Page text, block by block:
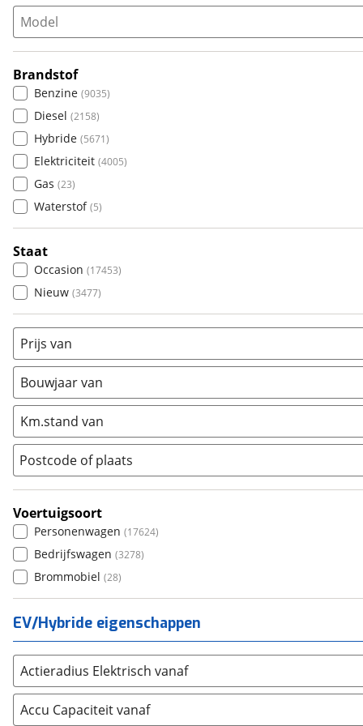
Populair
Audi (541)
BMW (724
Citroën (733)
Fiat ( 546 )
Ford (1302)
Hyundai (888)
Kia (1659
Mazda (406
Mini
Peugeot (1353)
Renault
Seat
SKODA (369)
Suzuki (363)
Toyota (1740)
Volkswagen (2031
Volvo (611)
Alle merken
Abarth
Alpina (0
Alpine
Aston Martin (1)
Audi
Austin ( 0)
Model
Brandstof
Benzine (9035)
Diesel (2158)
Hybride (5671)
Elektriciteit (4005)
Gas (23)
Waterstof (5)
Staat
Occasion (17453)
Nieuw (3477)
Prijs van
Bouwjaar van
Km.stand van
Postcode of plaats
Voertuigsoort
Personenwagen (17624)
Bedrijfswagen (3278)
Brommobiel (28)
EV/Hybride eigenschappen
Actieradius Elektrisch vanaf
Accu Capaciteit vanaf